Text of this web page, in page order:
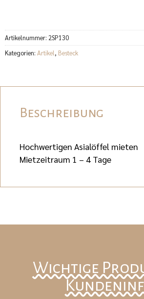
Artikelnummer: 2SP130
Kategorien: Artikel, Besteck
Beschreibung
Hochwertigen Asialöffel mieten
Mietzeitraum 1 – 4 Tage
Wichtige